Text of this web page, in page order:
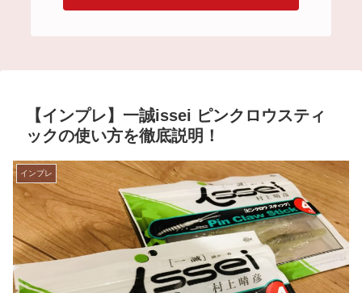
【インプレ】一誠issei ピンクロウスティ
ックの使い方を徹底説明！
インプレ